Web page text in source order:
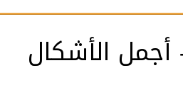
الأشكال